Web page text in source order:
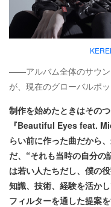
――アルバム全体のサウン
が、現在のグローバルポ
制作を始めたときはその
『Beautiful Eyes feat.
らい前に作った曲だから
だ、“それも当時の自分の
は若い人たちだし、僕の
知識、技術、経験を活か
フィルターを通した提案